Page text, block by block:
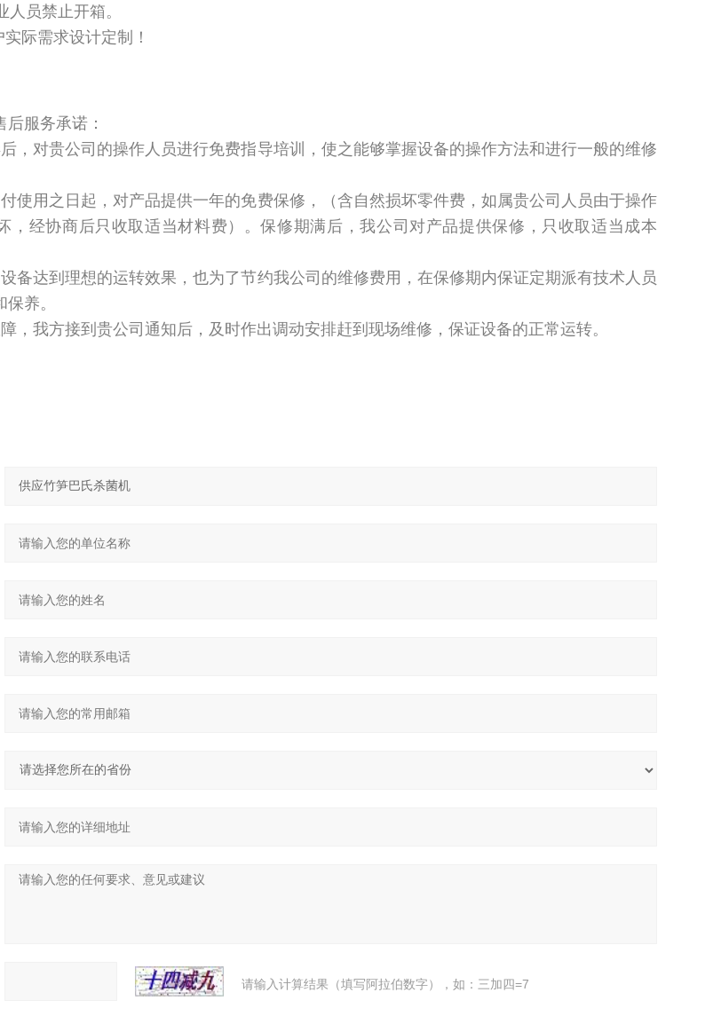
员禁止开箱。
际需求设计定制！
后服务承诺：
，对贵公司的操作人员进行免费指导培训，使之能够掌握设备的操作方法和进行一般的维修
使用之日起，对产品提供一年的免费保修，（含自然损坏零件费，如属贵公司人员由于操作
，经协商后只收取适当材料费）。保修期满后，我公司对产品提供保修，只收取适当成本
备达到理想的运转效果，也为了节约我公司的维修费用，在保修期内保证定期派有技术人员
养。
，我方接到贵公司通知后，及时作出调动安排赶到现场维修，保证设备的正常运转。
请输入计算结果（填写阿拉伯数字），如：三加四=7